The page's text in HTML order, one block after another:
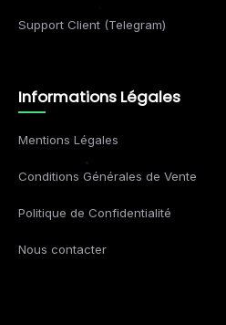
Support Client (Telegram)
Informations Légales
Mentions Légales
Conditions Générales de Vente
Politique de Confidentialité
Nous contacter